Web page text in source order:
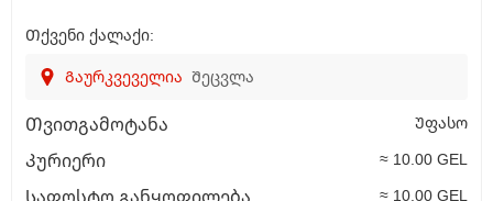
Თქვენი ქალაქი:
Გაურკვეველია Შეცვლა
Თვითგამოტანა Უფასო
Კურიერი ≈ 10.00 GEL
Საფოსტო განყოფილება ≈ 10.00 GEL